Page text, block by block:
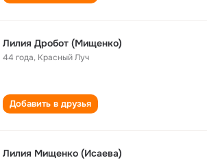
Лилия Дробот (Мищенко)
44 года, Красный Луч
Добавить в друзья
Лилия Мищенко (Исаева)